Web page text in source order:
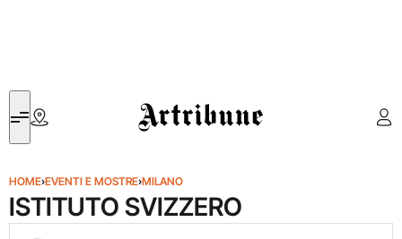
Artribune
HOME›EVENTI E MOSTRE›MILANO
ISTITUTO SVIZZERO